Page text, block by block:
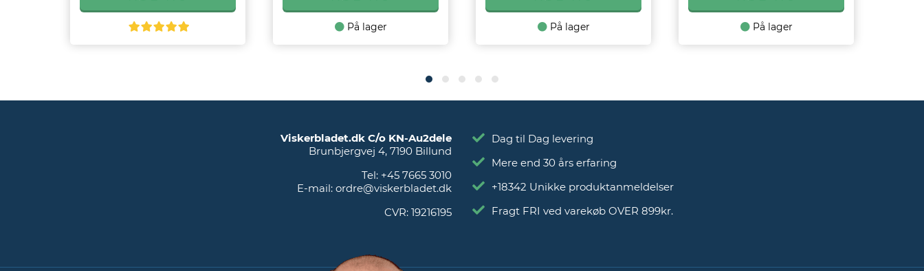
På lager På lager På lager
Viskerbladet.dk C/o KN-Au2dele
Brunbjergvej 4, 7190 Billund
Tel: +45 7665 3010
E-mail: ordre@viskerbladet.dk
CVR: 19216195
Dag til Dag levering
Mere end 30 års erfaring
+18342 Unikke produktanmeldelser
Fragt FRI ved varekøb OVER 899kr.